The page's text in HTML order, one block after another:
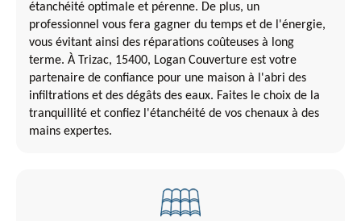
étanchéité optimale et pérenne. De plus, un
professionnel vous fera gagner du temps et de l'énergie,
vous évitant ainsi des réparations coûteuses à long
terme. À Trizac, 15400, Logan Couverture est votre
partenaire de confiance pour une maison à l'abri des
infiltrations et des dégâts des eaux. Faites le choix de la
tranquillité et confiez l'étanchéité de vos chenaux à des
mains expertes.